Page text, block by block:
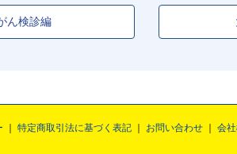
ん検診編
特定商取引法に基づく表記 お問い合わせ 会